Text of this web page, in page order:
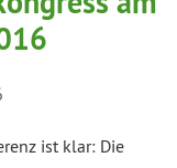
ist klar: Die